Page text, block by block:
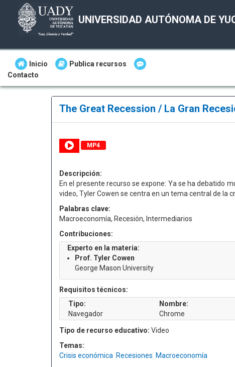
UNIVERSIDAD AUTÓNOMA DE
Inicio
Publica recursos
Contacto
The Great Recession / La Gran
MP4
Descripción:
En el presente recurso se expone: Ya se ha debatido
video, Tyler Cowen se centra en un tema central de la
Palabras clave:
Macroeconomía, Recesión, Intermediarios
Contribuciones:
Experto en la materia:
Prof. Tyler Cowen
George Mason University
Requisitos técnicos:
Tipo:
Navegador
Nombre:
Chrome
Tipo de recurso educativo: Video
Temas:
Crisis económica Recesiones Macroeconomía